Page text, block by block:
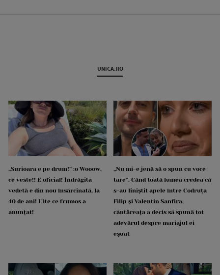
UNICA.RO
„Surioara e pe drum!” :o Wooow,
ce veste!! E oficial! Îndrăgita
vedetă e din nou însărcinată, la
40 de ani! Uite ce frumos a
anunțat!
„Nu mi-e jenă să o spun cu voce
tare”. Când toată lumea credea că
s-au liniștit apele între Codruța
Filip și Valentin Sanfira,
cântăreața a decis să spună tot
adevărul despre mariajul ei
eșuat